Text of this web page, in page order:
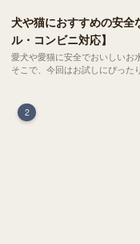
犬や猫におすすめの安全
ル・コンビニ対応】
愛犬や愛猫に安全でおいしいお
そこで、今回はお試しにぴった
2